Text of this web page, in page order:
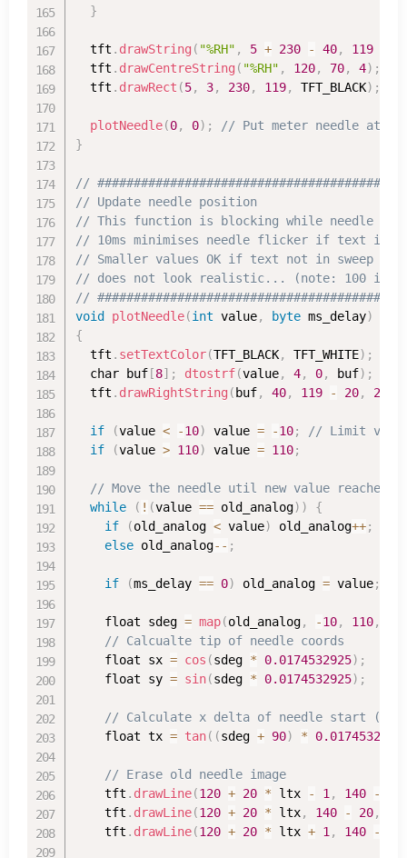
}
  tft
. drawString ( "%RH" , 5 + 230 - 40, 119
  tft
. drawCentreString ( "%RH" , 120, 70, 4) ;
  tft
. drawRect (5, 3, 230, 119, TFT_BLACK) ;
plotNeedle(0, 0) ;
// Put meter needle at 0
}
//
// Update needle position
// This function is blocking while needle
// 10ms minimises needle flicker if text is
// Smaller values OK if text not in sweep
// does not look realistic... (note: 100
//
void
plotNeedle(int value, byte ms_delay)
{
  tft
. setTextColor(TFT_BLACK, TFT_WHITE) ;
  char buf
[8] ; dtostrf(value, 4, 0, buf) ;
  tft
. drawRightString ( buf, 40, 119 - 20, 2
if (value < -10) value = -10;
// Limit value
if
(value > 110) value = 110;
// Move the needle util new value reached
while
( ! (value == old_analog) )
{
if
(old_analog < value) old_analog++;
else old_analog-- ;
if (ms_delay == 0) old_analog = value;
    float sdeg
= map(old_analog, -10, 110,
// Calcualte tip of needle coords
    float sx
= cos (sdeg * 0.0174532925) ;
    float sy
= sin(sdeg * 0.0174532925) ;
// Calculate x delta of needle start
    float tx
= tan( (sdeg + 90) * 0.0174532925
// Erase old needle image
    tft
. drawLine(120 + 20 * ltx - 1 , 140 -
    tft
. drawLine(120 + 20 * ltx, 140 - 20,
    tft
. drawLine(120 + 20 * ltx + 1 , 140 -